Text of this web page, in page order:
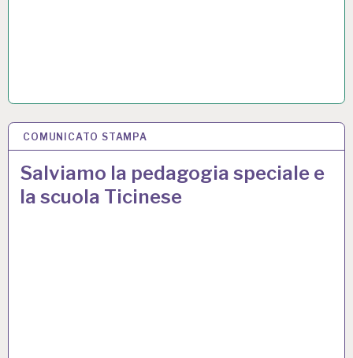
COMUNICATO STAMPA
Salviamo la pedagogia speciale e
la scuola Ticinese
9 DIC 2024